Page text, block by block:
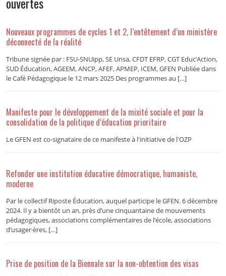
Nouveaux programmes de cycles 1 et 2, l’entêtement d’un ministère
déconnecté de la réalité
Tribune signée par : FSU-SNUipp, SE Unsa, CFDT EFRP, CGT Educ’Action,
SUD Éducation, AGEEM, ANCP, AFEF, APMEP, ICEM, GFEN Publiée dans
le Café Pédagogique le 12 mars 2025 Des programmes au […]
Manifeste pour le développement de la mixité sociale et pour la
consolidation de la politique d’éducation prioritaire
Le GFEN est co-signataire de ce manifeste à l'initiative de l'OZP
Refonder une institution éducative démocratique, humaniste,
moderne
Par le collectif Riposte Éducation, auquel participe le GFEN. 6 décembre
2024. Il y a bientôt un an, près d’une cinquantaine de mouvements
pédagogiques, associations complémentaires de l’école, associations
d’usager·ères, […]
Prise de position de la Biennale sur la non-obtention des visas